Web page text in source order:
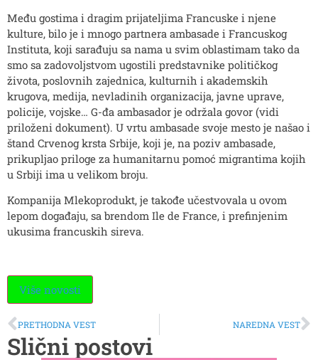
Među gostima i dragim prijateljima Francuske i njene
kulture, bilo je i mnogo partnera ambasade i Francuskog
Instituta, koji sarađuju sa nama u svim oblastimam tako da
smo sa zadovoljstvom ugostili predstavnike političkog
života, poslovnih zajednica, kulturnih i akademskih
krugova, medija, nevladinih organizacija, javne uprave,
policije, vojske… G-đa ambasador je održala govor (vidi
priloženi dokument). U vrtu ambasade svoje mesto je našao i
štand Crvenog krsta Srbije, koji je, na poziv ambasade,
prikupljao priloge za humanitarnu pomoć migrantima kojih
u Srbiji ima u velikom broju.
Kompanija Mlekoprodukt, je takođe učestvovala u ovom
lepom događaju, sa brendom Ile de France, i prefinjenim
ukusima francuskih sireva.
Više novosti
PRETHODNA VEST NAREDNA VEST
Slični postovi